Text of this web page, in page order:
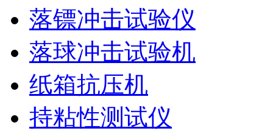
落镖冲击试验仪
落球冲击试验机
纸箱抗压机
持粘性测试仪